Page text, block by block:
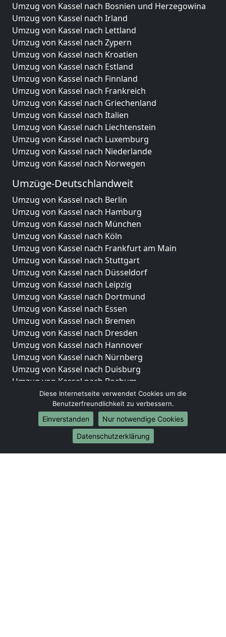
Umzug von Kassel nach Bosnien und Herzegowina
Umzug von Kassel nach Irland
Umzug von Kassel nach Lettland
Umzug von Kassel nach Zypern
Umzug von Kassel nach Kroatien
Umzug von Kassel nach Estland
Umzug von Kassel nach Finnland
Umzug von Kassel nach Frankreich
Umzug von Kassel nach Griechenland
Umzug von Kassel nach Italien
Umzug von Kassel nach Liechtenstein
Umzug von Kassel nach Luxemburg
Umzug von Kassel nach Niederlande
Umzug von Kassel nach Norwegen
Umzüge-Deutschlandweit
Umzug von Kassel nach Berlin
Umzug von Kassel nach Hamburg
Umzug von Kassel nach München
Umzug von Kassel nach Köln
Umzug von Kassel nach Frankfurt am Main
Umzug von Kassel nach Stuttgart
Umzug von Kassel nach Düsseldorf
Umzug von Kassel nach Leipzig
Umzug von Kassel nach Dortmund
Umzug von Kassel nach Essen
Umzug von Kassel nach Bremen
Umzug von Kassel nach Dresden
Umzug von Kassel nach Hannover
Umzug von Kassel nach Nürnberg
Umzug von Kassel nach Duisburg
Umzug von Kassel nach Bochum
Umzug von Kassel nach Wuppertal
Umzug von Kassel nach Bielefeld
Umzug von Kassel nach Bonn
Umzug von Kassel nach Münster
Diese Internetseite verwendet Cookies um die
Benutzerfreundlichkeit zu verbessern.
Einverstanden
Nur notwendige Cookies
Datenschutzerklärung